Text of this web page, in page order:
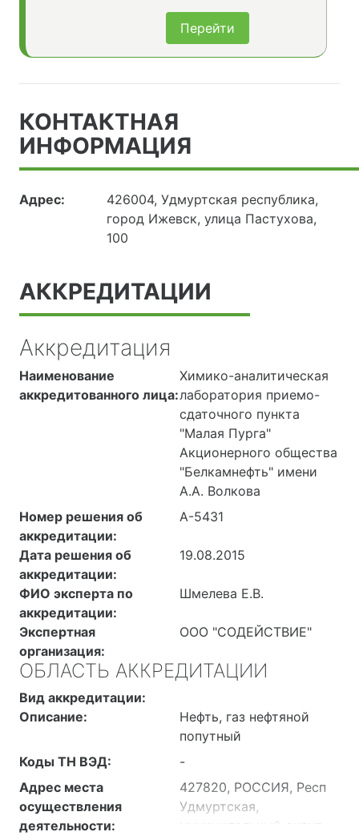
Перейти
КОНТАКТНАЯ
ИНФОРМАЦИЯ
Адрес:
426004, Удмуртская республика,
город Ижевск, улица Пастухова,
100
АККРЕДИТАЦИИ
Аккредитация
Наименование
аккредитованного лица:
Химико-аналитическая
лаборатория приемо-
сдаточного пункта
"Малая Пурга"
Акционерного общества
"Белкамнефть" имени
А.А. Волкова
Номер решения об
аккредитации:
А-5431
Дата решения об
аккредитации:
19.08.2015
ФИО эксперта по
аккредитации:
Шмелева Е.В.
Экспертная
организация:
ООО "СОДЕЙСТВИЕ"
ОБЛАСТЬ АККРЕДИТАЦИИ
Вид аккредитации:
Описание:
Нефть, газ нефтяной
попутный
Коды ТН ВЭД:
-
Адрес места
осуществления
деятельности:
427820, РОССИЯ, Респ
Удмуртская,
муниципальный округ